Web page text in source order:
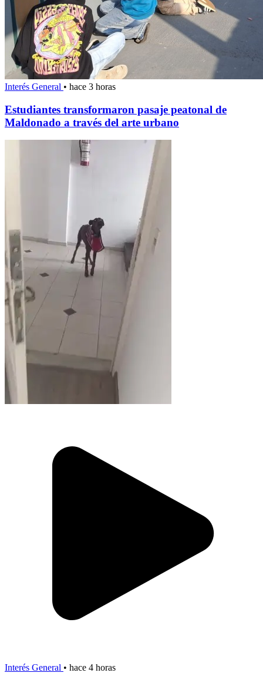
Interés General • hace 3 horas
Estudiantes transformaron pasaje peatonal de
Maldonado a través del arte urbano
Interés General • hace 4 horas